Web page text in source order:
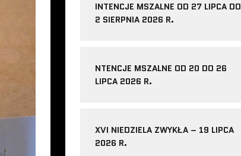
INTENCJE MSZALNE OD 27 LIPCA DO
2 SIERPNIA 2026 R.
NTENCJE MSZALNE OD 20 DO 26
LIPCA 2026 R.
XVI NIEDZIELA ZWYKŁA – 19 LIPCA
2026 R.